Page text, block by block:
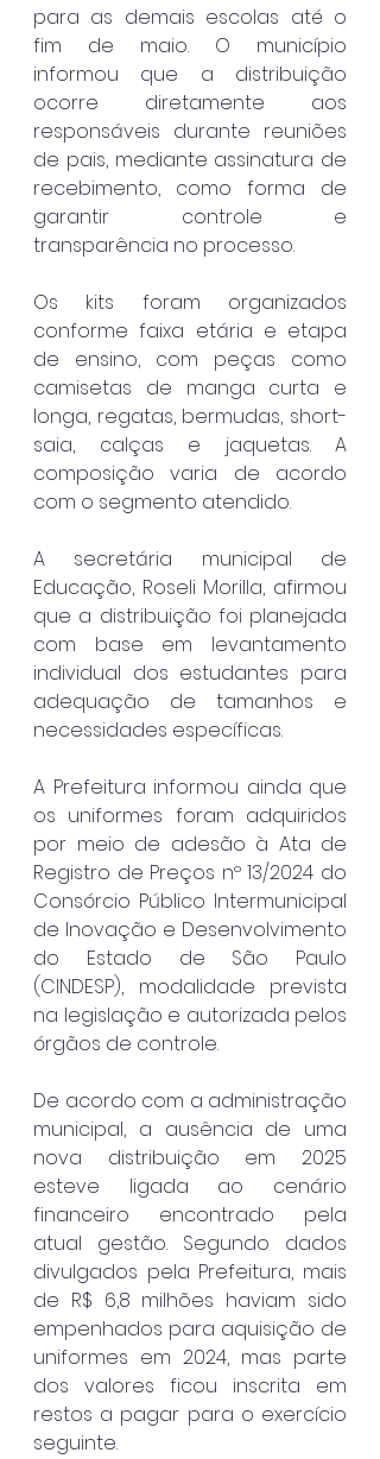
para as demais escolas até o
fim de maio. O município
informou que a distribuição
ocorre diretamente aos
responsáveis durante reuniões
de pais, mediante assinatura de
recebimento, como forma de
garantir controle e
transparência no processo.
Os kits foram organizados
conforme faixa etária e etapa
de ensino, com peças como
camisetas de manga curta e
longa, regatas, bermudas, short-
saia, calças e jaquetas. A
composição varia de acordo
com o segmento atendido.
A secretária municipal de
Educação, Roseli Morilla, afirmou
que a distribuição foi planejada
com base em levantamento
individual dos estudantes para
adequação de tamanhos e
necessidades específicas.
A Prefeitura informou ainda que
os uniformes foram adquiridos
por meio de adesão à Ata de
Registro de Preços nº 13/2024 do
Consórcio Público Intermunicipal
de Inovação e Desenvolvimento
do Estado de São Paulo
(CINDESP), modalidade prevista
na legislação e autorizada pelos
órgãos de controle.
De acordo com a administração
municipal, a ausência de uma
nova distribuição em 2025
esteve ligada ao cenário
financeiro encontrado pela
atual gestão. Segundo dados
divulgados pela Prefeitura, mais
de R$ 6,8 milhões haviam sido
empenhados para aquisição de
uniformes em 2024, mas parte
dos valores ficou inscrita em
restos a pagar para o exercício
seguinte.